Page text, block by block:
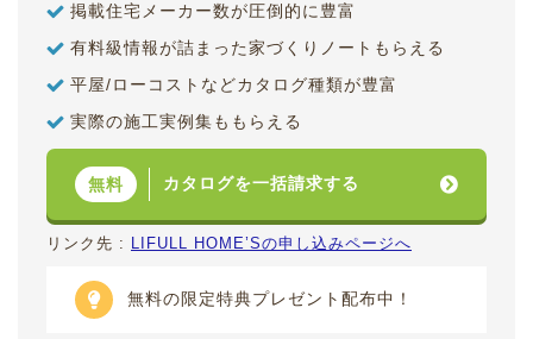
掲載住宅メーカー数が圧倒的に豊富
有料級情報が詰まった家づくりノートもらえる
平屋/ローコストなどカタログ種類が豊富
実際の施工実例集ももらえる
無料 カタログを一括請求する
リンク先 : LIFULL HOME’Sの申し込みページへ
無料の限定特典プレゼント配布中！